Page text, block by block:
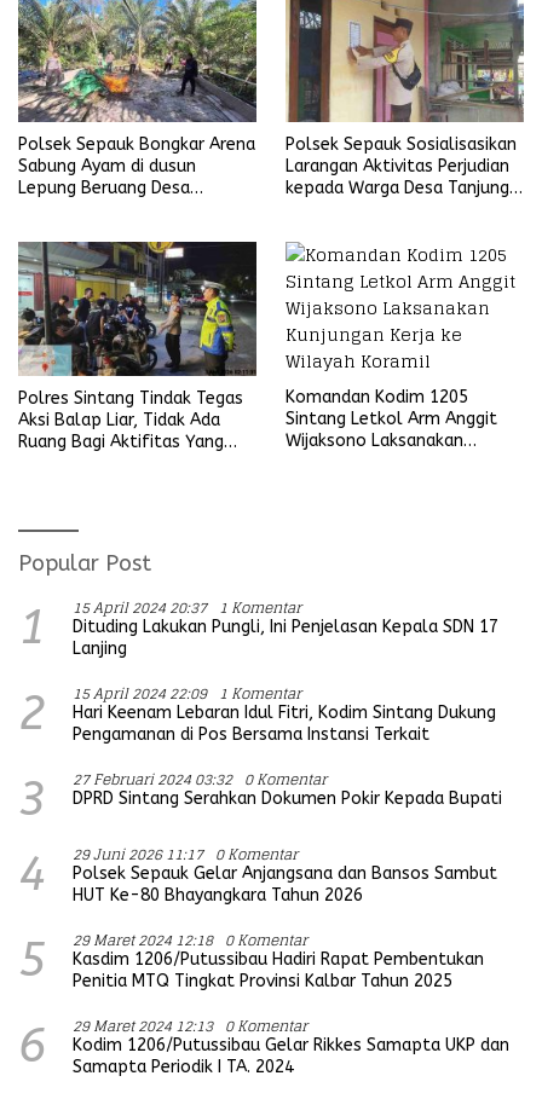
Polsek Sepauk Bongkar Arena
Sabung Ayam di dusun
Lepung Beruang Desa
Polsek Sepauk Sosialisasikan
Larangan Aktivitas Perjudian
kepada Warga Desa Tanjung
Polres Sintang Tindak Tegas
Aksi Balap Liar, Tidak Ada
Ruang Bagi Aktifitas Yang
Komandan Kodim 1205
Sintang Letkol Arm Anggit
Wijaksono Laksanakan
Popular Post
1 15 April 2024 20:37 1 Komentar
Dituding Lakukan Pungli, Ini Penjelasan Kepala SDN 17
Lanjing
2 15 April 2024 22:09 1 Komentar
Hari Keenam Lebaran Idul Fitri, Kodim Sintang Dukung
Pengamanan di Pos Bersama Instansi Terkait
3 27 Februari 2024 03:32 0 Komentar
DPRD Sintang Serahkan Dokumen Pokir Kepada Bupati
4 29 Juni 2026 11:17 0 Komentar
Polsek Sepauk Gelar Anjangsana dan Bansos Sambut
HUT Ke-80 Bhayangkara Tahun 2026
5 29 Maret 2024 12:18 0 Komentar
Kasdim 1206/Putussibau Hadiri Rapat Pembentukan
Penitia MTQ Tingkat Provinsi Kalbar Tahun 2025
6 29 Maret 2024 12:13 0 Komentar
Kodim 1206/Putussibau Gelar Rikkes Samapta UKP dan
Samapta Periodik I TA. 2024